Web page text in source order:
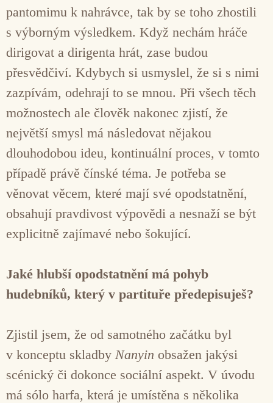
pantomimu k nahrávce, tak by se toho zhostili
s výborným výsledkem. Když nechám hráče
dirigovat a dirigenta hrát, zase budou
přesvědčiví. Kdybych si usmyslel, že si s nimi
zazpívám, odehrají to se mnou. Při všech těch
možnostech ale člověk nakonec zjistí, že
největší smysl má následovat nějakou
dlouhodobou ideu, kontinuální proces, v tomto
případě právě čínské téma. Je potřeba se
věnovat věcem, které mají své opodstatnění,
obsahují pravdivost výpovědi a nesnaží se být
explicitně zajímavé nebo šokující.
Jaké hlubší opodstatnění má pohyb
hudebníků, který v partituře předepisuješ?
Zjistil jsem, že od samotného začátku byl
v konceptu skladby Nanyin obsažen jakýsi
scénický či dokonce sociální aspekt. V úvodu
má sólo harfa, která je umístěna s několika